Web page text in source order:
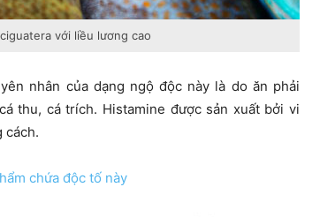
với liều lương cao
nhân của dạng ngộ độc này là do ăn phải
thu, cá trích. Histamine được sản xuất bởi vi
cách.
chứa độc tố này